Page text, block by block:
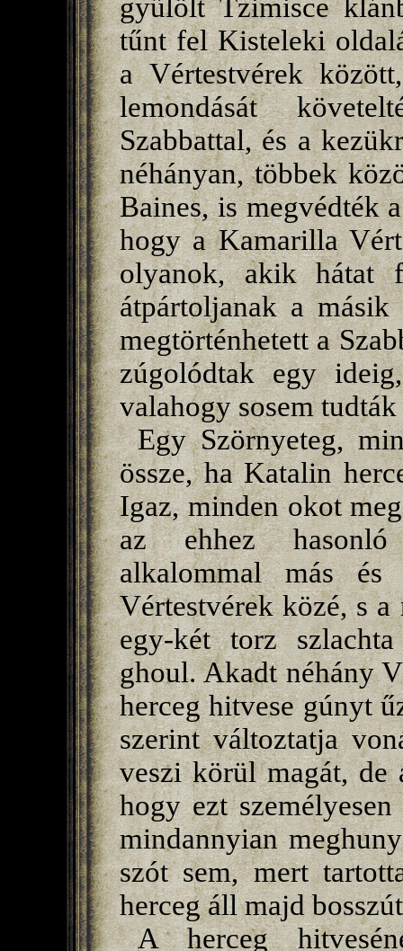
gyűlölt Tzimisce
tűnt fel Kisteleki
a Vértestvérek
lemondását
Szabbattal, és a
néhányan, többek
Baines, is megvédték
hogy a Kamarilla
olyanok, akik hátat
átpártoljanak a
megtörténhetett a
zúgolódtak egy
valahogy sosem
Egy Szörnyeteg,
össze, ha Katalin
Igaz, minden okot
az ehhez hasonló
alkalommal más és
Vértestvérek közé, s
egy-két torz
ghoul. Akadt néhány
herceg hitvese gúnyt
szerint változtatja
veszi körül magát,
hogy ezt
mindannyian
szót sem, mert
herceg áll majd
A herceg